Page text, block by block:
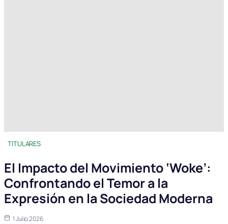
TITULARES
El Impacto del Movimiento ‘Woke’:
Confrontando el Temor a la
Expresión en la Sociedad Moderna
1 Julio 2026